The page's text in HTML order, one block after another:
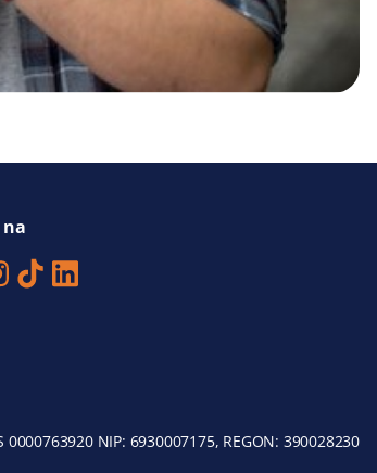
na
NIP: 6930007175, REGON: 390028230